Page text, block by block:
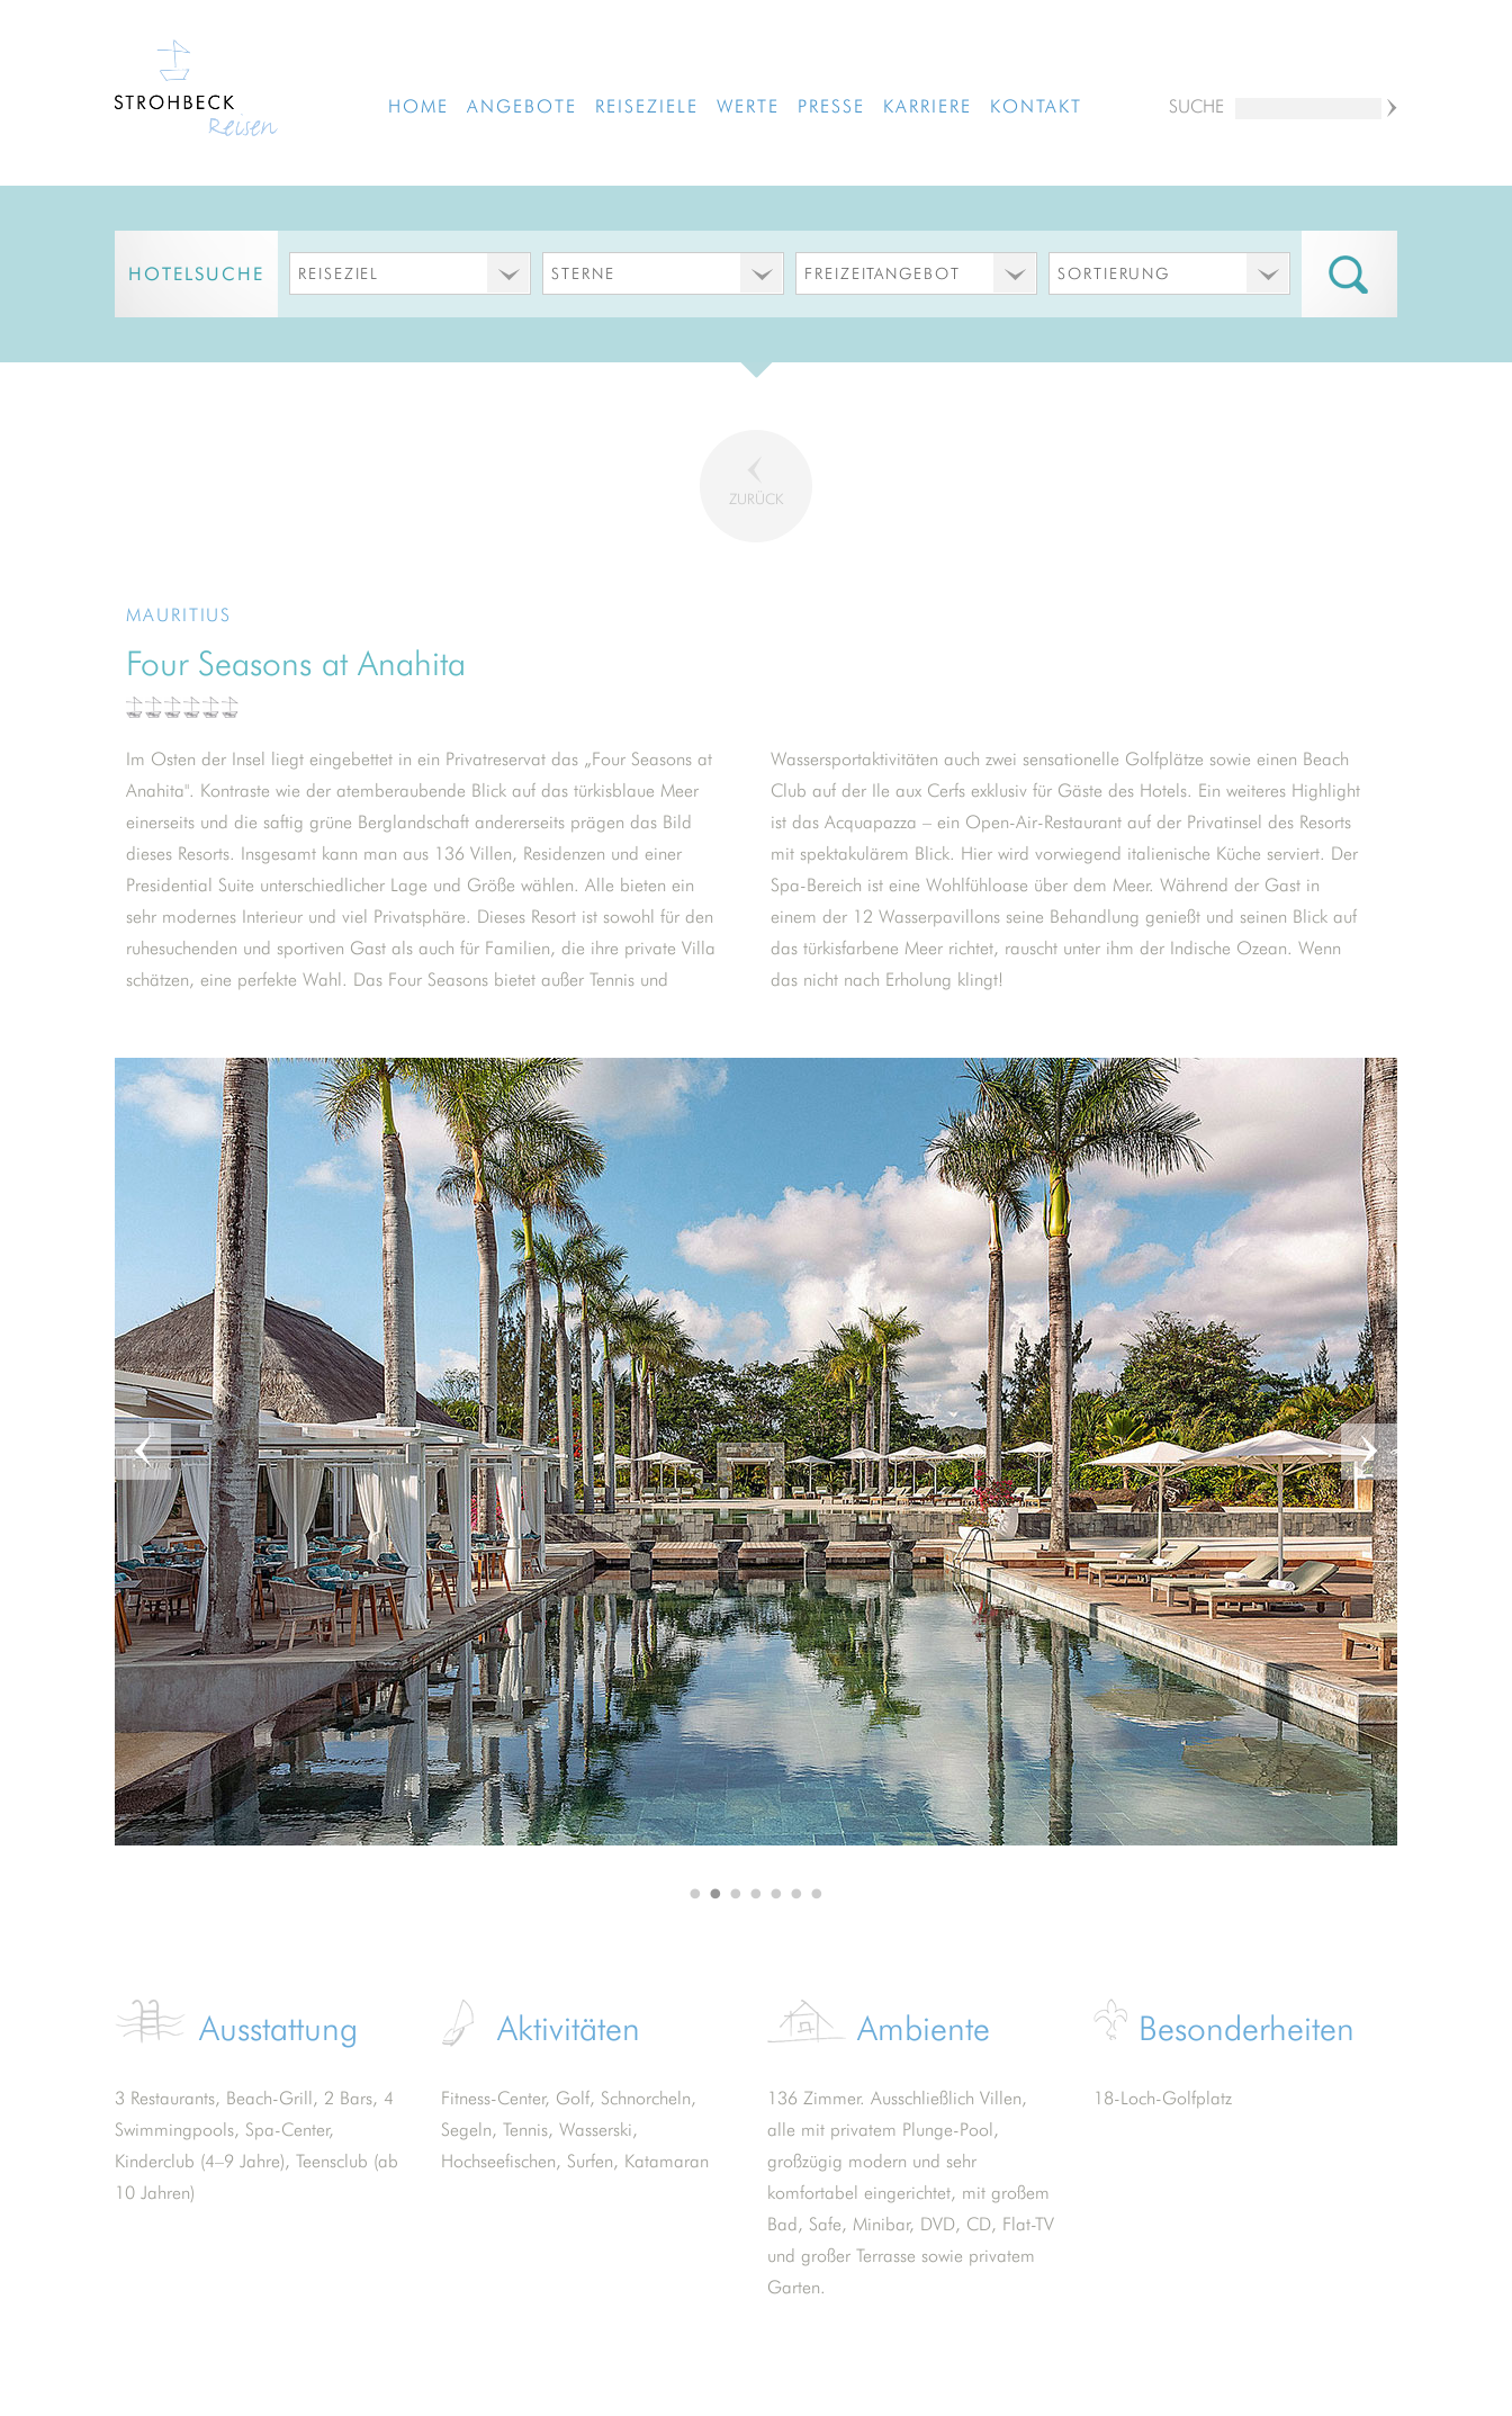
HOME ANGEBOTE REISEZIELE WERTE PRESSE KARRIERE KONTAKT SUCHE
HOTELSUCHE REISEZIEL STERNE FREIZEITANGEBOT SORTIERUNG
ZURÜCK
MAURITIUS
Four Seasons at Anahita
Im Osten der Insel liegt eingebettet in ein Privatreservat das „Four Seasons at
Anahita". Kontraste wie der atemberaubende Blick auf das türkisblaue Meer
einerseits und die saftig grüne Berglandschaft andererseits prägen das Bild
dieses Resorts. Insgesamt kann man aus 136 Villen, Residenzen und einer
Presidential Suite unterschiedlicher Lage und Größe wählen. Alle bieten ein
sehr modernes Interieur und viel Privatsphäre. Dieses Resort ist sowohl für den
ruhesuchenden und sportiven Gast als auch für Familien, die ihre private Villa
schätzen, eine perfekte Wahl. Das Four Seasons bietet außer Tennis und
Wassersportaktivitäten auch zwei sensationelle Golfplätze sowie einen Beach
Club auf der Ile aux Cerfs exklusiv für Gäste des Hotels. Ein weiteres Highlight
ist das Acquapazza – ein Open-Air-Restaurant auf der Privatinsel des Resorts
mit spektakulärem Blick. Hier wird vorwiegend italienische Küche serviert. Der
Spa-Bereich ist eine Wohlfühloase über dem Meer. Während der Gast in
einem der 12 Wasserpavillons seine Behandlung genießt und seinen Blick auf
das türkisfarbene Meer richtet, rauscht unter ihm der Indische Ozean. Wenn
das nicht nach Erholung klingt!
• • • • • • •
Ausstattung
3 Restaurants, Beach-Grill, 2 Bars, 4
Swimmingpools, Spa-Center,
Kinderclub (4–9 Jahre), Teensclub (ab
10 Jahren)
Aktivitäten
Fitness-Center, Golf, Schnorcheln,
Segeln, Tennis, Wasserski,
Hochseefischen, Surfen, Katamaran
Ambiente
136 Zimmer. Ausschließlich Villen,
alle mit privatem Plunge-Pool,
großzügig modern und sehr
komfortabel eingerichtet, mit großem
Bad, Safe, Minibar, DVD, CD, Flat-TV
und großer Terrasse sowie privatem
Garten.
Besonderheiten
18-Loch-Golfplatz